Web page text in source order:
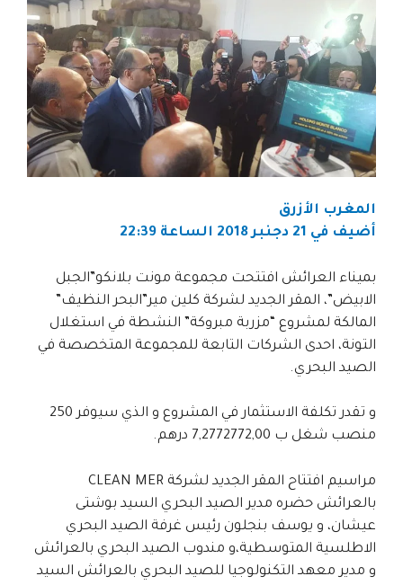
المغرب الأزرق
أضيف في 21 دجنبر 2018 الساعة 22:39
بميناء العرائش افتتحت مجموعة مونت بلانكو”الجبل
الابيض”، المقر الجديد لشركة كلين مير”البحر النظيف”
المالكة لمشروع “مزربة مبروكة” النشطة في استغلال
التونة، احدى الشركات التابعة للمجموعة المتخصصة في
الصيد البحري.
و تقدر تكلفة الاستثمار في المشروع و الذي سيوفر 250
منصب شغل ب 7,2772772,00 درهم.
مراسيم افتتاح المقر الجديد لشركة CLEAN MER
بالعرائش حضره مدير الصيد البحري السيد بوشتى
عيشان، و يوسف بنجلون رئيس غرفة الصيد البحري
الاطلسية المتوسطية،و مندوب الصيد البحري بالعرائش
و مدير معهد التكنولوجيا للصيد البحري بالعرائش السيد